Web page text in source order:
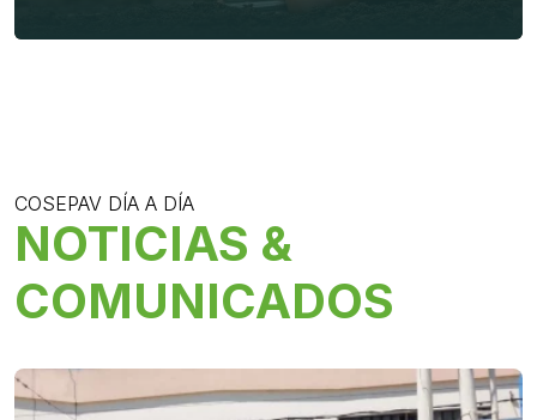
COSEPAV DÍA A DÍA
NOTICIAS &
COMUNICADOS